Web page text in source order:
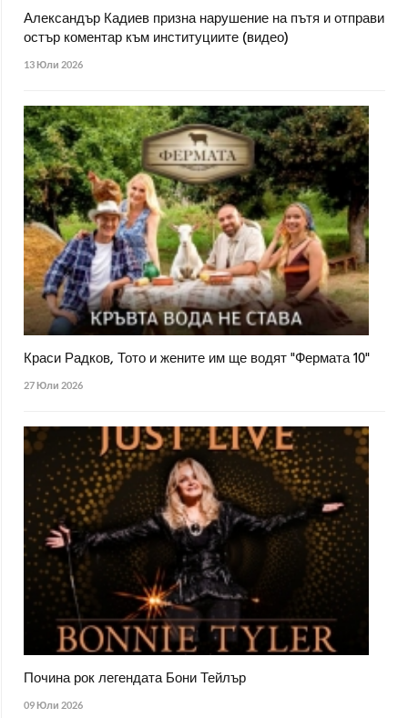
Александър Кадиев призна нарушение на пътя и отправи
остър коментар към институциите (видео)
13 Юли 2026
Краси Радков, Тото и жените им ще водят "Фермата 10"
27 Юли 2026
Почина рок легендата Бони Тейлър
09 Юли 2026